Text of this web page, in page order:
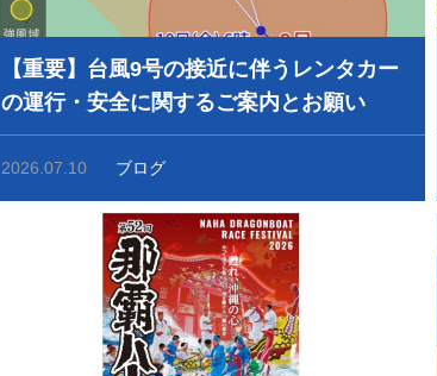
【重要】台風9号の接近に伴うレンタカー
の運行・安全に関するご案内とお願い
2026.07.10 ブログ